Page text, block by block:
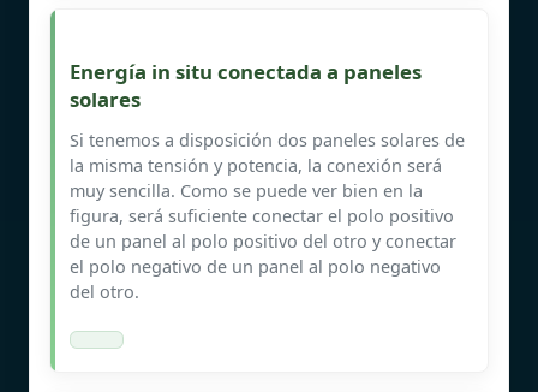
Energía in situ conectada a paneles
solares
Si tenemos a disposición dos paneles solares de
la misma tensión y potencia, la conexión será
muy sencilla. Como se puede ver bien en la
figura, será suficiente conectar el polo positivo
de un panel al polo positivo del otro y conectar
el polo negativo de un panel al polo negativo
del otro.